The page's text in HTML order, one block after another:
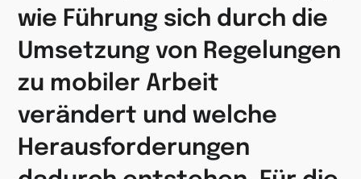
wie Führung sich durch die
Umsetzung von Regelungen
zu mobiler Arbeit
verändert und welche
Herausforderungen